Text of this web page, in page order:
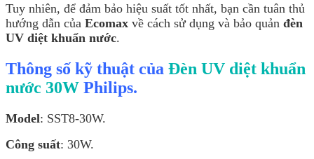
Tuy nhiên, để đảm bảo hiệu suất tốt nhất, bạn cần tuân thủ
hướng dẫn của Ecomax về cách sử dụng và bảo quản đèn
UV diệt khuẩn nước.
Thông số kỹ thuật của Đèn UV diệt khuẩn
nước 30W Philips.
Model: SST8-30W.
Công suất: 30W.